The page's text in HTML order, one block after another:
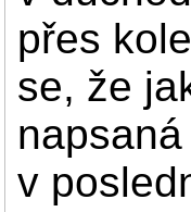
přes
se, že
v